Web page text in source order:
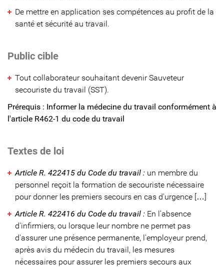
De mettre en application ses compétences au profit de la
santé et sécurité au travail.
Public cible
Tout collaborateur souhaitant devenir Sauveteur
secouriste du travail (SST).
Prérequis : Informer la médecine du travail conformément à
l'article R462-1 du code du travail
Textes de loi
Article R. 422415 du Code du travail : un membre du
personnel reçoit la formation de secouriste nécessaire
pour donner les premiers secours en cas d'urgence […]
Article R. 422416 du Code du travail : En l'absence
d'infirmiers, ou lorsque leur nombre ne permet pas
d'assurer une présence permanente, l'employeur prend,
après avis du médecin du travail, les mesures
nécessaires pour assurer les premiers secours aux